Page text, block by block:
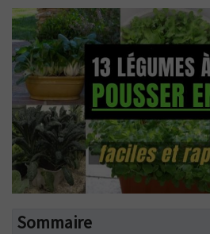
Sommaire